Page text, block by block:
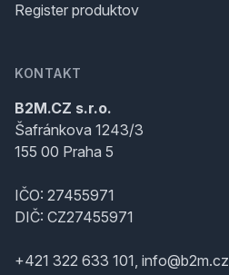
Register produktov
KONTAKT
B2M.CZ s.r.o.
Šafránkova 1243/3
155 00 Praha 5
IČO: 27455971
DIČ: CZ27455971
+421 322 633 101, info@b2m.cz